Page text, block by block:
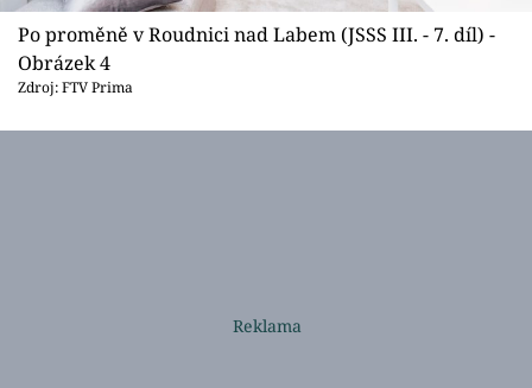
Po proměně v Roudnici nad Labem (JSSS III. - 7. díl) -
Obrázek 4
Zdroj: FTV Prima